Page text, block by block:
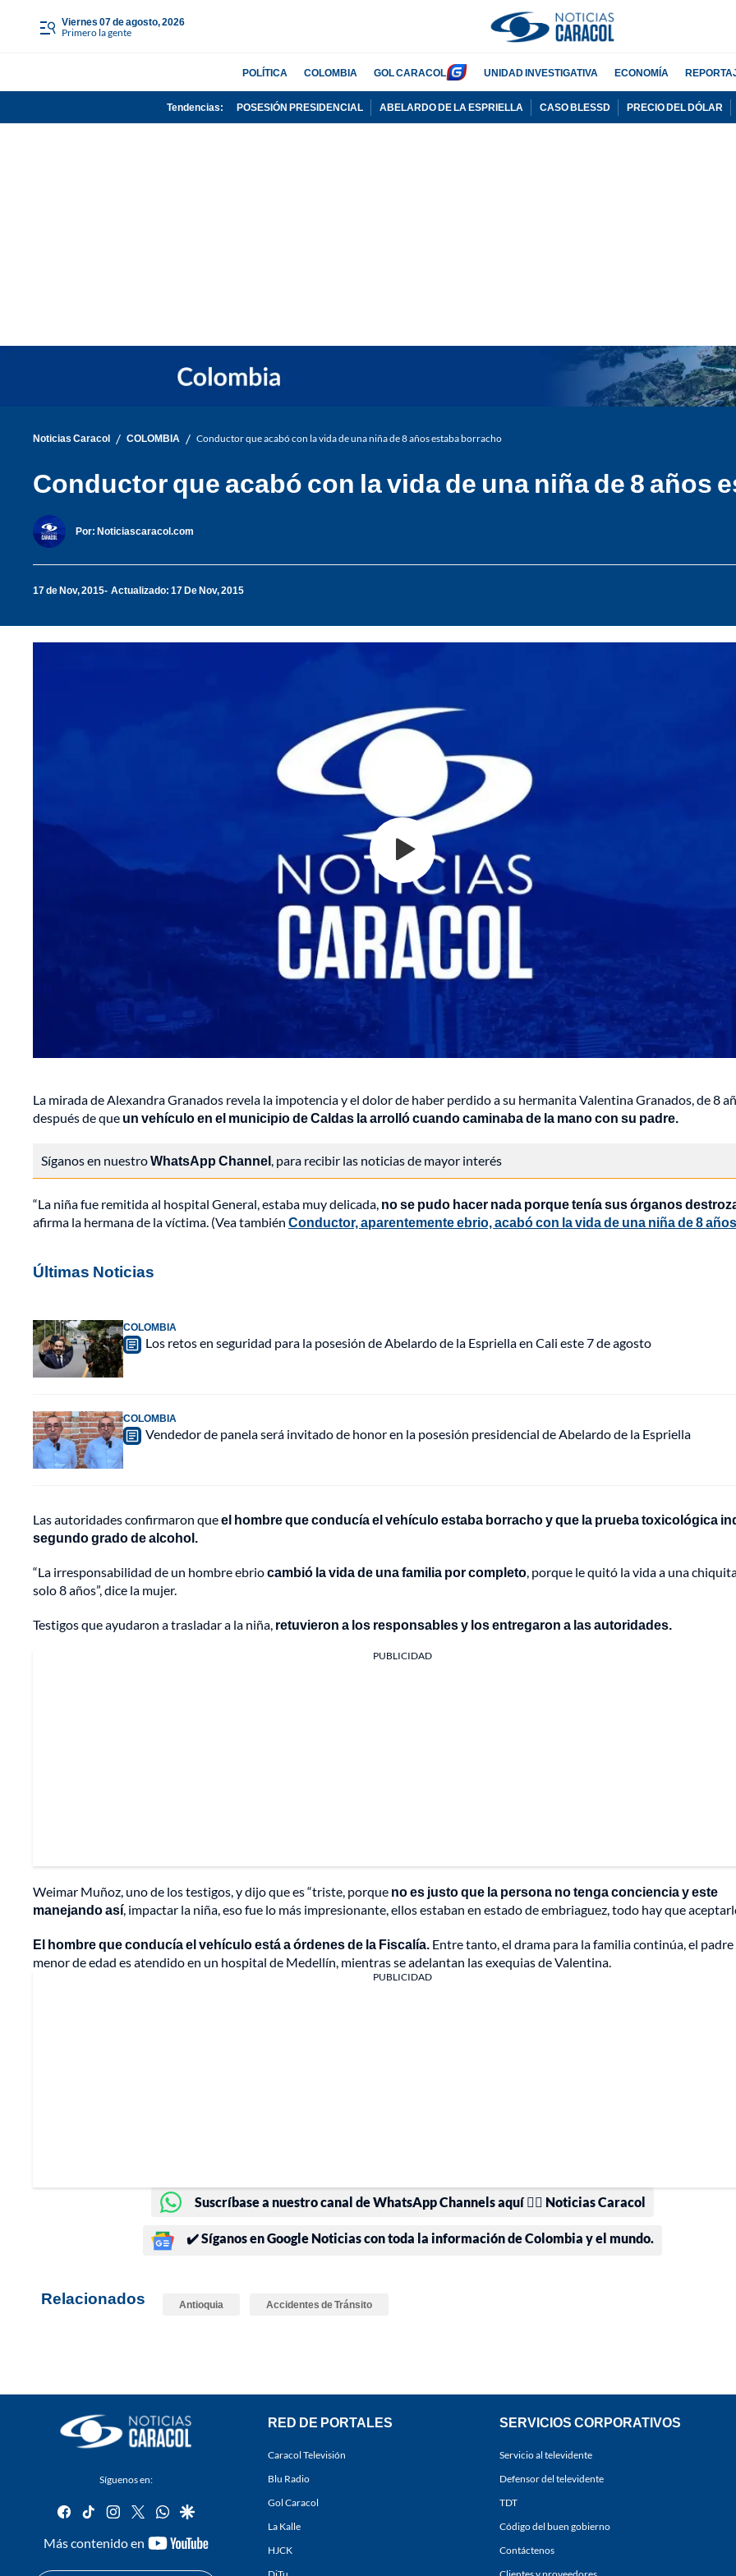
viernes 07 de agosto, 2026
Primero la gente
POLÍTICA COLOMBIA GOL CARACOL UNIDAD INVESTIGATIVA ECONOMÍA
Tendencias: POSESIÓN PRESIDENCIAL ABELARDO DE LA ESPRIELLA CASO BLESSD PRECIO DEL DÓLAR
Noticias Caracol / COLOMBIA / Conductor que acabó con la vida de una niña de 8 años estaba borracho
Conductor que acabó con la vida de una niña de 8 años
Por: Noticiascaracol.com
17 de Nov, 2015 Actualizado: 17 De Nov, 2015
La mirada de Alexandra Granados revela la impotencia y el dolor de haber perdido a su hermanita Valentina Granados, de 8
después de que un vehículo en el municipio de Caldas la arrolló cuando caminaba de la mano con su padre.
Síganos en nuestroWhatsApp Channel, para recibir las noticias de mayor interés
“La niña fue remitida al hospital General, estaba muy delicada, no se pudo hacer nada porque tenía sus órganos
afirma la hermana de la víctima. (Vea también Conductor, aparentemente ebrio, acabó con la vida de una niña de 8 años
Últimas Noticias
COLOMBIA
Los retos en seguridad para la posesión de Abelardo de la Espriella en Cali este 7 de agosto
COLOMBIA
Vendedor de panela será invitado de honor en la posesión presidencial de Abelardo de la Espriella
Las autoridades confirmaron queel hombre que conducía el vehículo estaba borracho y que la prueba toxicológica
segundo grado de alcohol.
“La irresponsabilidad de un hombre ebriocambió la vida de una familia por completo, porque le quitó la vida a una
solo 8 años”, dice la mujer.
Testigos que ayudaron a trasladar a la niña, retuvieron a los responsables y los entregaron a las autoridades.
PUBLICIDAD
Weimar Muñoz, uno de los testigos, y dijo que es “triste, porque no es justo que la persona no tenga conciencia y este
manejando así, impactar la niña, eso fue lo más impresionante, ellos estaban en estado de embriaguez, todo hay que
El hombre que conducía el vehículo está a órdenes de la Fiscalía. Entre tanto, el drama para la familia continúa, el padre
menor de edad es atendido en un hospital de Medellín, mientras se adelantan las exequias de Valentina.
PUBLICIDAD
Suscríbase a nuestro canal de WhatsApp Channels aquí 👉🏻 Noticias Caracol
✔️ Síganos en Google Noticias con toda la información de Colombia y el mundo.
Relacionados Antioquia Accidentes de Tránsito
Síguenos en:
facebook
tiktok instagram
twitterwhatsapp
google
Más contenido en
youtube-
RED DE PORTALES
Caracol Televisión
Blu Radio
Gol Caracol
La Kalle
HJCK
SERVICIOS CORPORATIVOS
Servicio al televidente
Defensor del televidente
TDT
Código del buen gobierno
Contáctenos